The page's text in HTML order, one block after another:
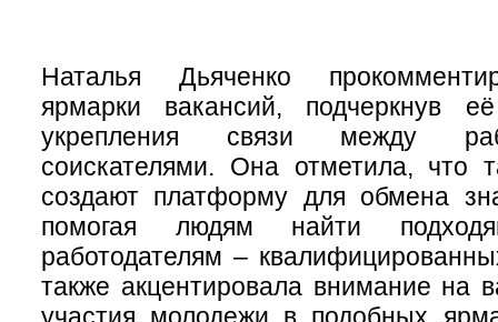
Наталья Дьяченко
ярмарки вакансий, подчеркнув
укрепления связи между
соискателями. Она отметила, что
создают платформу для обмена
помогая людям найти
работодателям –
также акцентировала внимание на
участия молодежи в подобных